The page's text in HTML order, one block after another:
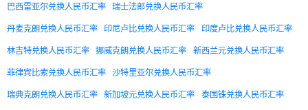
巴西雷亚尔兑换人民币汇率 瑞士法郎兑换人民币汇率
丹麦克朗兑换人民币汇率 印尼卢比兑换人民币汇率 印度卢比兑换人民币汇率
林吉特兑换人民币汇率 挪威克朗兑换人民币汇率 新西兰元兑换人民币汇率
菲律宾比索兑换人民币汇率 沙特里亚尔兑换人民币汇率
瑞典克朗兑换人民币汇率 新加坡元兑换人民币汇率 泰国铢兑换人民币汇率